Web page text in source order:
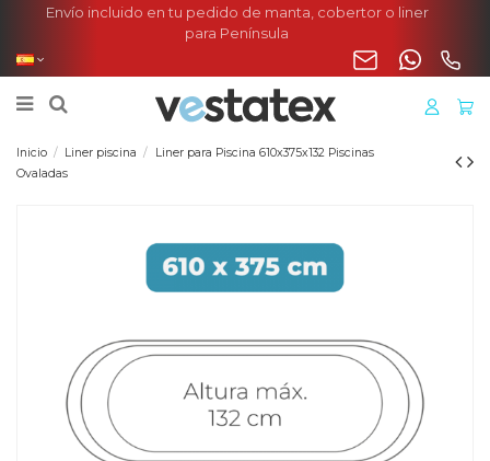
Envío incluido en tu pedido de manta, cobertor o liner
para Península
Inicio Liner piscina
Liner para Piscina 610x375x132 Piscinas
Ovaladas